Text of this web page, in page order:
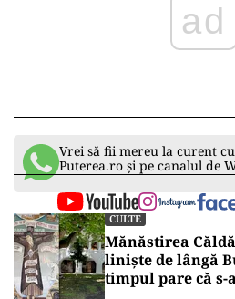
ad
Vrei să fii mereu la curent
Puterea.ro și pe canalul de
CULTE
Mănăstirea
liniște de lângă
timpul pare că